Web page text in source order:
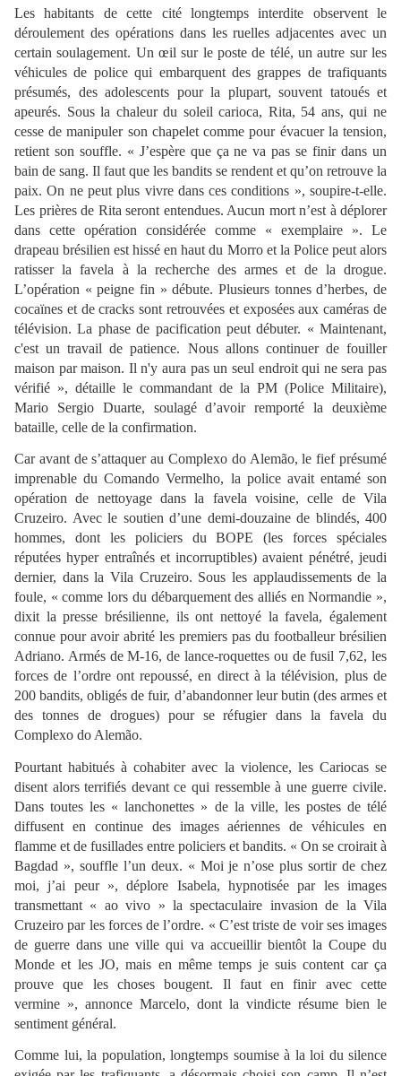
Les habitants de cette cité longtemps interdite observent le
déroulement des opérations dans les ruelles adjacentes avec un
certain soulagement. Un œil sur le poste de télé, un autre sur les
véhicules de police qui embarquent des grappes de trafiquants
présumés, des adolescents pour la plupart, souvent tatoués et
apeurés. Sous la chaleur du soleil carioca, Rita, 54 ans, qui ne
cesse de manipuler son chapelet comme pour évacuer la tension,
retient son souffle. « J’espère que ça ne va pas se finir dans un
bain de sang. Il faut que les bandits se rendent et qu’on retrouve la
paix. On ne peut plus vivre dans ces conditions », soupire-t-elle.
Les prières de Rita seront entendues. Aucun mort n’est à déplorer
dans cette opération considérée comme « exemplaire ». Le
drapeau brésilien est hissé en haut du Morro et la Police peut alors
ratisser la favela à la recherche des armes et de la drogue.
L’opération « peigne fin » débute. Plusieurs tonnes d’herbes, de
cocaïnes et de cracks sont retrouvées et exposées aux caméras de
télévision. La phase de pacification peut débuter. « Maintenant,
c'est un travail de patience. Nous allons continuer de fouiller
maison par maison. Il n'y aura pas un seul endroit qui ne sera pas
vérifié », détaille le commandant de la PM (Police Militaire),
Mario Sergio Duarte, soulagé d’avoir remporté la deuxième
bataille, celle de la confirmation.
Car avant de s’attaquer au Complexo do Alemão, le fief présumé
imprenable du Comando Vermelho, la police avait entamé son
opération de nettoyage dans la favela voisine, celle de Vila
Cruzeiro. Avec le soutien d’une demi-douzaine de blindés, 400
hommes, dont les policiers du BOPE (les forces spéciales
réputées hyper entraînés et incorruptibles) avaient pénétré, jeudi
dernier, dans la Vila Cruzeiro. Sous les applaudissements de la
foule, « comme lors du débarquement des alliés en Normandie »,
dixit la presse brésilienne, ils ont nettoyé la favela, également
connue pour avoir abrité les premiers pas du footballeur brésilien
Adriano. Armés de M-16, de lance-roquettes ou de fusil 7,62, les
forces de l’ordre ont repoussé, en direct à la télévision, plus de
200 bandits, obligés de fuir, d’abandonner leur butin (des armes et
des tonnes de drogues) pour se réfugier dans la favela du
Complexo do Alemão.
Pourtant habitués à cohabiter avec la violence, les Cariocas se
disent alors terrifiés devant ce qui ressemble à une guerre civile.
Dans toutes les « lanchonettes » de la ville, les postes de télé
diffusent en continue des images aériennes de véhicules en
flamme et de fusillades entre policiers et bandits. « On se croirait à
Bagdad », souffle l’un deux. « Moi je n’ose plus sortir de chez
moi, j’ai peur », déplore Isabela, hypnotisée par les images
transmettant « ao vivo » la spectaculaire invasion de la Vila
Cruzeiro par les forces de l’ordre. « C’est triste de voir ses images
de guerre dans une ville qui va accueillir bientôt la Coupe du
Monde et les JO, mais en même temps je suis content car ça
prouve que les choses bougent. Il faut en finir avec cette
vermine », annonce Marcelo, dont la vindicte résume bien le
sentiment général.
Comme lui, la population, longtemps soumise à la loi du silence